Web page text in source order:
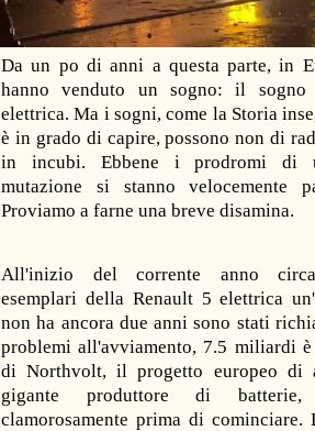
Da un po di anni a questa parte, in
hanno venduto un sogno: il sogno
elettrica. Ma i sogni, come la Storia
è in grado di capire, possono non di
in incubi. Ebbene i prodromi di
mutazione si stanno velocemente
Proviamo a farne una breve disamina.
All'inizio del corrente anno circa 16000 esemplari della Renault 5 elettrica un'auto che non ha ancora due anni sono stati richiamati per problemi all'avviamento, 7.5 miliardi è il debito di Northvolt, il progetto europeo di avere un gigante produttore di batterie, fallisce clamorosamente prima di cominciare. L'azienda svedese Northvolt, infatti, dichiara bancarotta dopo aver incassato finanziamenti enormi da Volkswagen e Black Rock. Nessuno in Europa nel 2025 vuole più investire nel settore delle batterie e dell'auto elettrica. Circa 150000 lavoratori sono stati licenziati solo negli ultimi 18 mesi nel settore dell'automotive europeo. Mentre i costruttori di veicoli elettrici moltiplicano i richiami e le gigafactory chiudono i battenti ci continuano a vendere l'auto elettrica come il futuro della mobilità, ma la verità è tutt'altro e quasi nessuno la racconta veramente. L'elettrico, molto probabilmente, non ha nessun futuro, se non di nicchia; è semplicemente una moda e come tutte le mode finirà, purtroppo dopo aver fatto danni enormi. Esistono motivi e prove molto consistenti che testimoniano la realtà dei fatti che l'industria automobilistica e giornalisti compiacenti cercano disperatamente di nascondere. Partiamo dal falso racconto dell'evoluzione delle batterie; da anni infatti leggiamo articoli e annunci roboanti della scoperta e dell'arrivo immediato sul mercato di batterie a ricarica super veloce: 10 minuti di ricarica, anzi 5 minuti di ricarica, anzi pochi secondi e avremo la batteria piena. Ma in verità l'evoluzione è esattamente il contrario, cioè stagna drammaticamente. Da più di 10 anni, contrariamente ai sogni e alle promesse di costruttori e giornalisti finti esperti, le batterie migliorano di circa il 5% scarso all'anno, secondo studi di mercato indipendenti. Oltre all'impossibilità strutturale di caricare in maniera veloce grandi quantità di energia, la tecnologia stenta ad avanzare. Oggi una ricarica veloce in una colonnina da 250 W va da 30 a 50 minuti per raggiungere 80% della batteria, poco meglio di 4 o 5 annifa. Se volessimo ridurre di 10 volte questo tempo, come spesso si vuol far credere, per arrivare a pochi minuti o addirittura una manciata di secondi dovremmo decuplicare la potenza della colonnina. Servirebbero infatti 2500 kW cioè la quantità media di potenza utilizzata da 800 famiglie, sviluppata ad esempio da 16000 metri quadri di pannelli solari o da 5 turbine eoliche di grandi dimensioni. Tutto questo, beninteso, per ricaricare una sola auto. La ricarica veloce semplicemente non può esistere e probabilmente non esisterà, se non altro, per banali motivi fisici. Ma torniamo alle batterie che sono il vero problema delle auto elettriche: troppo pesanti troppo costose troppo lente per essere competitive. Una delle prove che l'auto a pile non avrà futuro sono proprio le batterie e nella fattispecie l'autonomia, ma non quella dichiaratamente falsa scritta con mille asterischi dai costruttori ma quella reale, quella insostenibile che a volte sfiora il ridicolo. La grande bugia dell'industria automobilistica riguarda proprio l'autonomia. Per esempio una Tesla Model S dichiara 600 km di autonomia, ma perde il 40% della sua capacità dal momento in cui il termometro scende sotto 0 gradi. A 130 km\h in autostrada l'autonomia reale è di circa 300 km, la metà esatta di quella dichiarata. I costruttori manipolano deliberatamente i dati di omologazione per poter vendere un sogno completamente disconnesso dalla realtà quotidiana. I tempi di ricarica sono la prova irrefutabile dell'impossibilità tecnica delle auto elettriche di essere competitive; 30 minuti come minimo per raggiungere il 70-80% di autonomia. Certamente è possibile se la colonnina è libera e funzionante, ma innanzi tutto bisogna trovarne una e, molto spesso, questa semplice operazione si rivela difficile, una vera lotteria. La pianificazione di un viaggio a lunga percorrenza si trasforma in un'operazione militare incompatibile con la libertà di movimento classica di tutte le auto da un secolo a questa parte. Tragitti obbligatori, soste obbligatorie, deviazioni, uscite e rientri dalle autostrade, per non parlare della giungla dei prezzi di ricarica. Senza queste operazioni i viaggi si trasformano in un inferno dai prezzi piuttosto alti. Il peso colossale dei veicoli è la pistola fumante che dimostra l'assurda propaganda che li vorrebbe ecologici ed efficienti. Un SUV elettrico medio pesa circa 2.5 tonnellate, 500 o 600 kg in più di un equivalente termico; una obesità tecnologica che accelera l'usura dei pneumatici, dei freni, degli ammortizzatori e di tutte le infrastrutture stradali, troppo pesanti per essere efficienti. Se il motore elettrico è indubbiamente più efficiente di uno termico, le auto elettriche non lo sono per nulla, sono energivore e inefficienti. I costi legati all'usura sono spese che non rientrano mai in nessuna statistica. La rete di colonnine che non rispetta le promesse ed è spesso fuori uso è un dato che viene sistematicamente nascosto alla futura clientela. Nel 2025 trovare un punto di ricarica che funzioni, che accetti la vostra carta o l'abbonamento e che sia libero può rivelarsi una vera e propria impresa. Secondo dati recenti il 70% delle colonnine hanno problemi o si trovano in panne regolarmente. E' come se non bastasse una assente standardizzazione tra i marchi di auto presenti sul mercato europeo crea una giungla tecnologica degna dell'epoca dei caricabatteria per cellulari non compatibili. Ogni costruttore impone i suoi cavi, un suo abbonamento, una sua applicazione, un suo metodo di ricarica, frenando di fatto la facilità di utilizzo e aumentando i costi per l'utilizzatore finale. La ricarica a casa resta poi un'utopia irrealizzabile per la maggioranza dei cittadini italiani ed europei. In un appartamento, senza un garage, senza una presa elettrica adatta alla ricarica, un'auto elettrica è praticamente impossibile da utilizzare. Si crea dunque un'ennesima divisione sociale invalicabile che confina l'auto elettrica all'utilizzo possibile solo per chi ha una casa individuale, un garage, una presa elettrica dedicata o a volte più di una. Una tecnologia destinata ad una élite parecchio piccola di persone fondamentalmente ricche che vanno in vacanza in aereo e che usano l'auto sporadicamente. Una tecnologia di nicchia spacciata per una soluzione per tutti. Le ricariche veloci poi deteriorano molto rapidamente le batterie; più caricate in fretta, più accorciate la vita del vostro pacco batterie, più la vostra auto si svaluterà in fretta. E' una verità fisica difficilmente contestabile che nessun venditore ammette e che condanna il proprietario a vedere la sua autonomia scendere drasticamente in qualche anno parallelamente al valore della propria auto. Un circolo vizioso dove la soluzione diviene il problema, in una parola, una obsolescenza programmata e forzata. La durata media è di 8 anni, dopodiché si deve sostituire tutto il pacco batterie; una bomba economica a scoppio ritardato che fa esplodere i costi di gestione di queste auto rendendole di fatto inaccessibili alla classe media lavoratrice scaricando tutti i costi sull'utente finale. Non esiste un'auto elettrica degna di questo nome in vendita a meno di 20000 o 25000 euro, anche con gli aiuti statali che sono poi spesso difficili e a volte impossibili da ottenere. Il costo per un nuovo pacco batterie per una Renault Zoe, la più piccola ed economica nel mercato, va dagli 8000 ai 12000 euro, un costo di poco inferiore a quello di una vettura nuova. Il prezzo delle batterie poi raddoppiano per le auto di gamma superiore, costi che superano i 20-25000 euro semplicemente per rinnovare il pacco batterie. Ciò si riflette sul valore delle auto usate; dopo il quinto anno di vita. In media perdono più del 60% del loro valore già dal terzo anno per arrivare a un 70% al quinto o sesto anno di vita. Praticamente invendibili se hanno più di sette anni e con un pacco di batterie a fine vita. Le assicurazioni poi svelano il marketing